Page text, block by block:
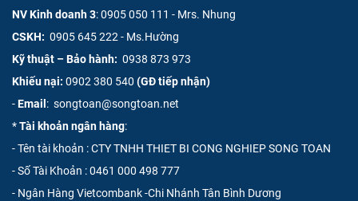
NV Kinh doanh 3:0905 050 111 - Mrs. Nhung
CSKH: 0905 645 222 - Ms.Hường
Kỹ thuật – Bảo hành: 0938 873 973
Khiếu nại: 0902 380 540 (GĐ tiếp nhận)
-Email : songtoan@songtoan.net
*Tài khoản ngân hàng:
- Tên tài khoản : CTY TNHH THIET BI CONG NGHIEP SONG TOAN
- Số Tài Khoản :0461 000 498 777
- Ngân Hàng Vietcombank -Chi Nhánh Tân Bình Dương